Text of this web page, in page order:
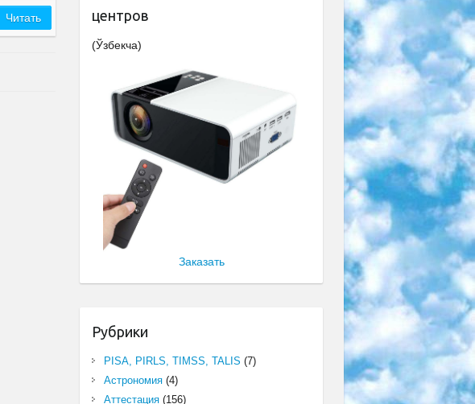
Читать
центров
(Ўзбекча)
Заказать
Рубрики
PISA, PIRLS, TIMSS, TALIS (7)
Астрономия(4)
Аттестация(156)